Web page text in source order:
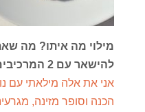
מילוי מה איתו? מה
להישאר עם 2 המרכיבים, מלאו אותן בתמרים.
אני את אלה מילאתי עם
הכנה וסופר מזינה,